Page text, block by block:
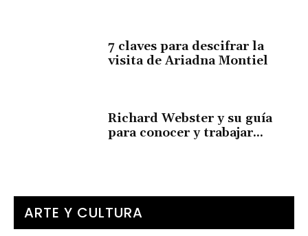
7 claves para descifrar la
visita de Ariadna Montiel
Richard Webster y su guía
para conocer y trabajar...
ARTE Y CULTURA